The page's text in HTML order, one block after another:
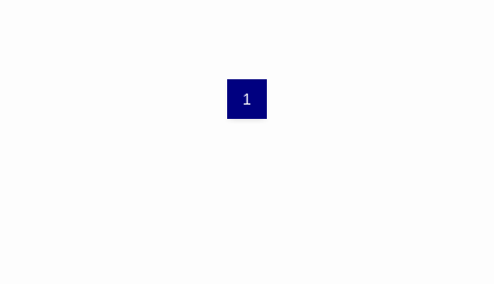
1